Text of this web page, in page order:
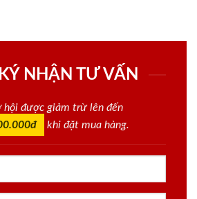
NHẬN TƯ VẤN
hội được giảm trừ lên đến
khi đặt mua hàng.